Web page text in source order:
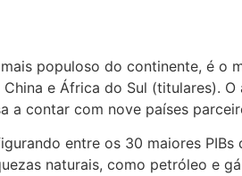
populoso do continente, é o
e África do Sul (titulares).
a contar com nove países
entre os 30 maiores
naturais, como petróleo e